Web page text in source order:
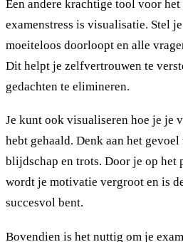
Een andere krachtige tool voor
examenstress is visualisatie. Stel
moeiteloos doorloopt en alle
Dit helpt je zelfvertrouwen te
gedachten te elimineren.
Je kunt ook visualiseren hoe je je
hebt gehaald. Denk aan het
blijdschap en trots. Door je op het
wordt je motivatie vergroot en is
succesvol bent.
Bovendien is het nuttig om je